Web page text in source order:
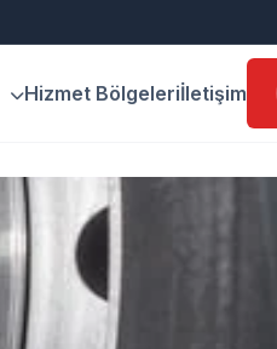
Hizmet Bölgeleriİletişim